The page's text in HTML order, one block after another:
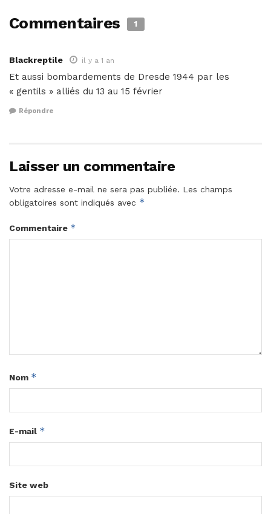
Commentaires 1
Blackreptile il y a 1 an
Et aussi bombardements de Dresde 1944 par les
« gentils » alliés du 13 au 15 février
Répondre
Laisser un commentaire
Votre adresse e-mail ne sera pas publiée. Les champs
obligatoires sont indiqués avec *
Commentaire *
Nom *
E-mail *
Site web